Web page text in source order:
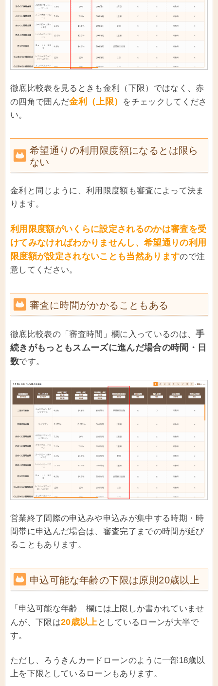
徹底比較表を見るときも金利（下限）ではなく、赤
の四角で囲んだ金利（上限）
をチェックしてくださ
い。
希望通りの利用限度額になるとは限ら
ない
金利と同じように、利用限度額も審査によって決ま
ります。
利用限度額がいくらに設定されるのかは審査を受
けてみなければわかりませんし、希望通りの利用
限度額が設定されないことも当然ありますので注
意してください。
審査に時間がかかることもある
徹底比較表の「審査時間」欄に入っているのは、手
続きがもっともスムーズに進んだ場合の時間・日
数です。
営業終了間際の申込みや申込みが集中する時期・時
間帯に申込んだ場合は、審査完了までの時間が延び
ることもあります。
申込可能な年齢の下限は原則20歳以上
「申込可能な年齢」欄には上限しか書かれていませ
んが、下限は20歳以上 としているローンが大半で
す。
ただし、ろうきんカードローンのように一部18歳以
上を下限としているローンもあります。